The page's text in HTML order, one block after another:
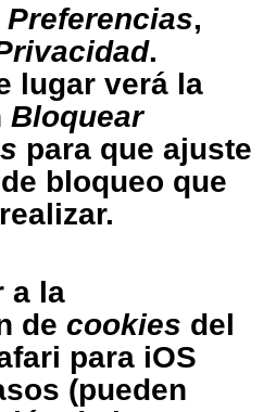
Preferencias,
.
lugar verá la
Bloquear
para que ajuste
bloqueo que
a la
de cookies del
para iOS
(pueden